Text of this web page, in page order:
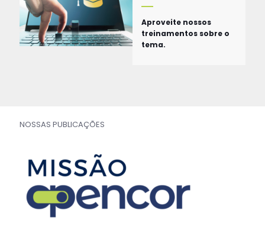
Aproveite nossos
treinamentos sobre o
tema.
NOSSAS PUBLICAÇÕES